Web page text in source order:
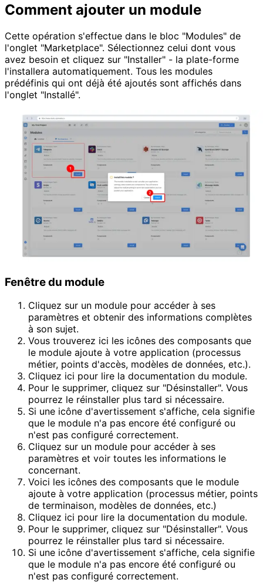
Comment ajouter un module
Cette opération s'effectue dans le bloc "Modules" de
l'onglet "Marketplace". Sélectionnez celui dont vous
avez besoin et cliquez sur "Installer" - la plate-forme
l'installera automatiquement. Tous les modules
prédéfinis qui ont déjà été ajoutés sont affichés dans
l'onglet "Installé".
Fenêtre du module
Cliquez sur un module pour accéder à ses
paramètres et obtenir des informations complètes
à son sujet.
Vous trouverez ici les icônes des composants que
le module ajoute à votre application (processus
métier, points d'accès, modèles de données, etc.).
Cliquez ici pour lire la documentation du module.
Pour le supprimer, cliquez sur "Désinstaller". Vous
pourrez le réinstaller plus tard si nécessaire.
Si une icône d'avertissement s'affiche, cela signifie
que le module n'a pas encore été configuré ou
n'est pas configuré correctement.
Cliquez sur un module pour accéder à ses
paramètres et voir toutes les informations le
concernant.
Voici les icônes des composants que le module
ajoute à votre application (processus métier, points
de terminaison, modèles de données, etc.)
Cliquez ici pour lire la documentation du module.
Pour le supprimer, cliquez sur "Désinstaller". Vous
pourrez le réinstaller plus tard si nécessaire.
Si une icône d'avertissement s'affiche, cela signifie
que le module n'a pas encore été configuré ou
n'est pas configuré correctement.